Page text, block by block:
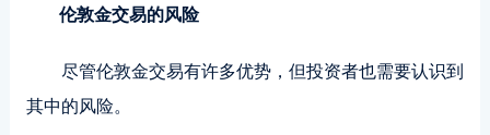
伦敦金交易的风险
尽管伦敦金交易有许多优势，但投资者也需要认识到
其中的风险。